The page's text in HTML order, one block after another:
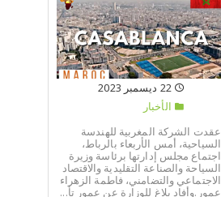
22 ديسمبر 2023
الأخبار
عقدت الشركة المغربية للهندسة
السياحية، أمس الأربعاء بالرباط،
اجتماع مجلس إدارتها برئاسة وزيرة
السياحة والصناعة التقليدية والاقتصاد
الاجتماعي والتضامني، فاطمة الزهراء
عمور.وأفاد بلاغ للوزارة عن عمور تأ...